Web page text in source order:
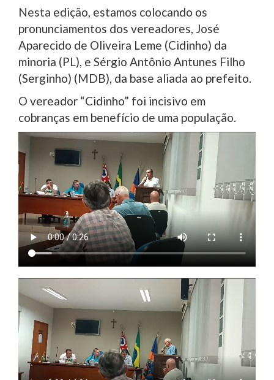
Nesta edição, estamos colocando os
pronunciamentos dos vereadores, José
Aparecido de Oliveira Leme (Cidinho) da
minoria (PL), e Sérgio Antônio Antunes Filho
(Serginho) (MDB), da base aliada ao prefeito.
O vereador “Cidinho” foi incisivo em
cobranças em benefício de uma população.